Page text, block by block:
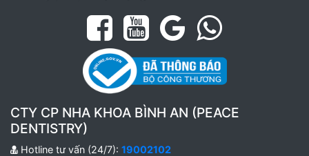
CTY CP NHA KHOA BÌNH AN (PEACE
DENTISTRY)
Hotline tư vấn (24/7): 19002102